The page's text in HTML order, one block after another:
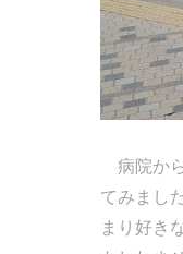
病院か
てみまし
まり好き